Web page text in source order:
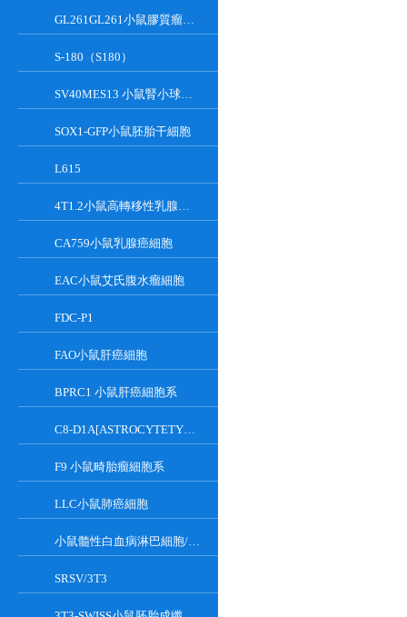
GL261GL261小鼠膠質瘤細胞
S-180（S180）
SV40MES13 小鼠腎小球系膜細胞
SOX1-GFP小鼠胚胎干細胞
L615
4T1.2小鼠高轉移性乳腺癌細胞
CA759小鼠乳腺癌細胞
EAC小鼠艾氏腹水瘤細胞
FDC-P1
FAO小鼠肝癌細胞
BPRC1 小鼠肝癌細胞系
C8-D1A[ASTROCYTETYPEICLONE]小鼠小腦細胞
F9 小鼠畸胎瘤細胞系
LLC小鼠肺癌細胞
小鼠髓性白血病淋巴細胞/小鼠白血病G-CSF依賴性細胞
SRSV/3T3